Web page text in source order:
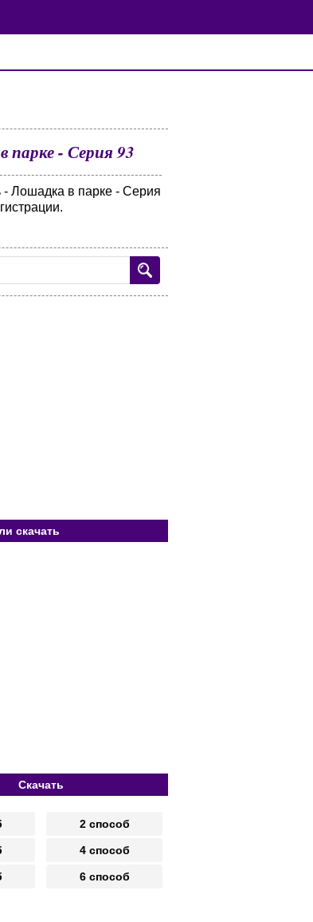
- Серия 93
Лошадка в парке - Серия
скачать
Скачать
2 способ
4 способ
6 способ